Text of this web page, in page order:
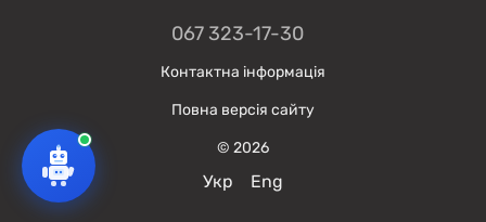
067 323-17-30
Контактна інформація
Повна версія сайту
© 2026
Укр Eng